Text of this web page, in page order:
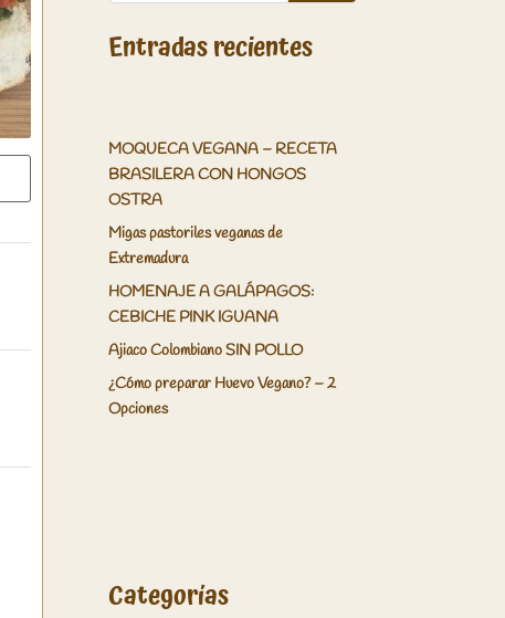
Entradas recientes
MOQUECA VEGANA – RECETA
BRASILERA CON HONGOS
OSTRA
Migas pastoriles veganas de
Extremadura
HOMENAJE A GALÁPAGOS:
CEBICHE PINK IGUANA
Ajiaco Colombiano SIN POLLO
¿Cómo preparar Huevo Vegano? – 2
Opciones
Categorías